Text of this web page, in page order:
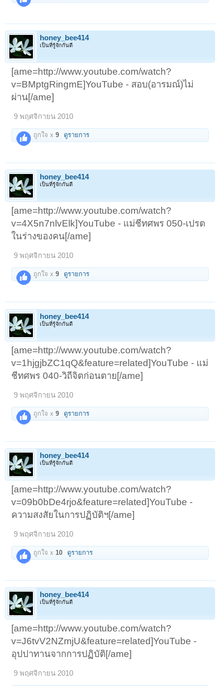
honey_bee414
เป็นที่รู้จักกันดี
[ame=http://www.youtube.com/watch?
v=BMptgRingmE]YouTube - สอบ(อารมณ์)ไม่
ผ่าน[/ame]
9 พฤศจิกายน 2010
ถูกใจ x9 ดูรายการ
honey_bee414
เป็นที่รู้จักกันดี
[ame=http://www.youtube.com/watch?
v=4X5n7nlvElk]YouTube - แม่ชีทศพร 050-เปรต
ในร่างของคน[/ame]
9 พฤศจิกายน 2010
ถูกใจ x9 ดูรายการ
honey_bee414
เป็นที่รู้จักกันดี
[ame=http://www.youtube.com/watch?
v=1hjgjbZC1qQ&feature=related]YouTube - แม่
ชีทศพร 040-วิถีจิตก่อนตาย[/ame]
9 พฤศจิกายน 2010
ถูกใจ x9 ดูรายการ
honey_bee414
เป็นที่รู้จักกันดี
[ame=http://www.youtube.com/watch?
v=09b0bDe4rjo&feature=related]YouTube -
ความสงสัยในการปฏิบัติฯ[/ame]
9 พฤศจิกายน 2010
ถูกใจ x 10 ดูรายการ
honey_bee414
เป็นที่รู้จักกันดี
[ame=http://www.youtube.com/watch?
v=J6tvV2NZmjU&feature=related]YouTube -
อุปปาทานจากการปฏิบัติ[/ame]
9 พฤศจิกายน 2010